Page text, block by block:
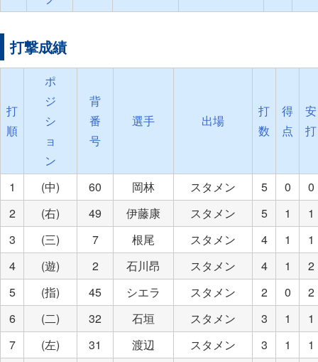
打撃成績
打
順
ポ
ジ
シ
ョ
ン
背
番
号
選手 出場
打
数
得
点
安
打
1 (中) 60 岡林 スタメン 5 0
0
2
(右) 49 伊藤康 スタメン 5 1
1
3
(三) 7 根尾 スタメン 4 1
1
4
(遊) 2 石川昂 スタメン 4 1
2
5
(指) 45 シエラ スタメン 2 0
2
6
(二) 32 石垣 スタメン 3 1
1
7
(左) 31 渡辺 スタメン 3 1
1